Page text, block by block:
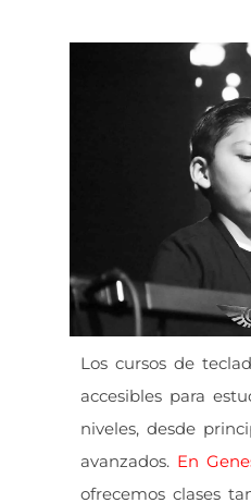
Los cursos de
accesibles para
niveles, desde
avanzados. En
ofrecemos clases